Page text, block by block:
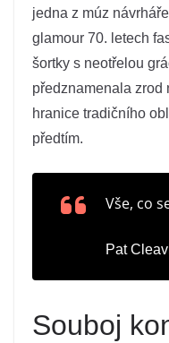
jedna z múz
glamour 70. letech
šortky s neotřelou
předznamenala zrod
hranice tradičního
předtím.
Vše, co
Pat
Souboj